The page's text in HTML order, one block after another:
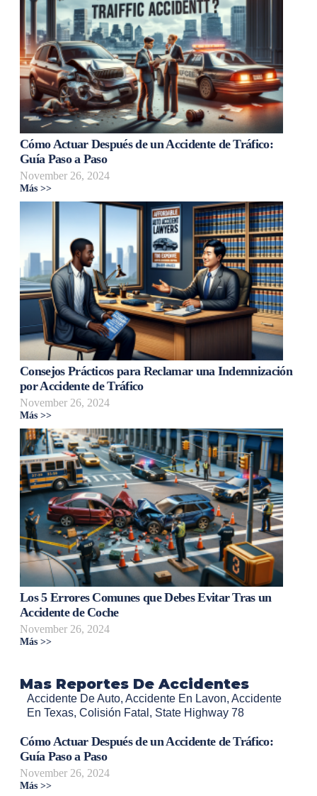
Cómo Actuar Después de un Accidente de Tráfico:
Guía Paso a Paso
November 26, 2024
Más >>
Consejos Prácticos para Reclamar una Indemnización
por Accidente de Tráfico
November 26, 2024
Más >>
Los 5 Errores Comunes que Debes Evitar Tras un
Accidente de Coche
November 26, 2024
Más >>
Mas Reportes De Accidentes
Accidente De Auto, Accidente En Lavon, Accidente
En Texas, Colisión Fatal , State Highway 78
Cómo Actuar Después de un Accidente de Tráfico:
Guía Paso a Paso
November 26, 2024
Más >>